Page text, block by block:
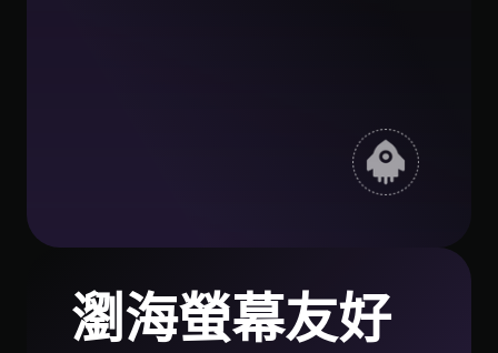
瀏海螢幕友好